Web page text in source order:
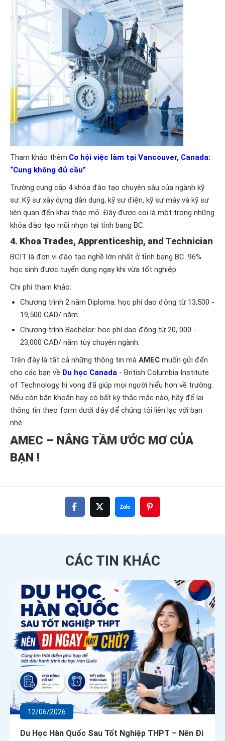
Tham khảo thêm:Cơ hội việc làm tại Vancouver, Canada:
“Cung không đủ cầu”
Trường cung cấp 4 khóa đào tạo chuyên sâu của ngành kỹ
sư: Kỹ sư xây dựng dân dụng, kỹ sư điện, kỹ sư máy và kỹ sư
liên quan đến khai thác mỏ. Đây được coi là một trong những
khóa đào tạo mũi nhọn tại tỉnh bang BC.
4. Khoa Trades, Apprenticeship, and Technician
BCIT là đơn vị đào tạo nghề lớn nhất ở tỉnh bang BC. 96%
học sinh được tuyển dụng ngay khi vừa tốt nghiệp.
Chi phí tham khảo:
Chương trình 2 năm Diploma: học phí dao động từ 13,500 -
19,500 CAD/ năm
Chương trình Bachelor: học phí dao động từ 20, 000 -
23,000 CAD/ năm tùy chuyên ngành.
Trên đây là tất cả những thông tin mà AMEC muốn gửi đến
cho các bạn về Du học Canada - British Columbia Institute
of Technology, hi vọng đã giúp mọi người hiểu hơn về trường.
Nếu còn băn khoăn hay có bất kỳ thắc mắc nào, hãy để lại
thông tin theo form dưới đây để chúng tôi liên lạc với bạn
nhé.
AMEC – NÂNG TẦM ƯỚC MƠ CỦA
BẠN !
CÁC TIN KHÁC
12/06/2026
Du Học Hàn Quốc Sau Tốt Nghiệp THPT – Nên Đi